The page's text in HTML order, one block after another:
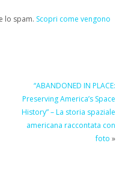
lo spam. Scopri come vengono
“ABANDONED IN PLACE:
Preserving America’s Space
History” – La storia spaziale
americana raccontata con
foto »